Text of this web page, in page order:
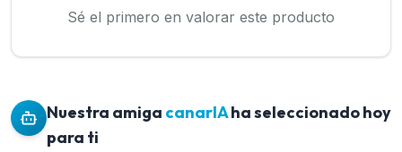
Sé el primero en valorar este producto
Nuestra amiga canarIAha seleccionado hoy
para ti